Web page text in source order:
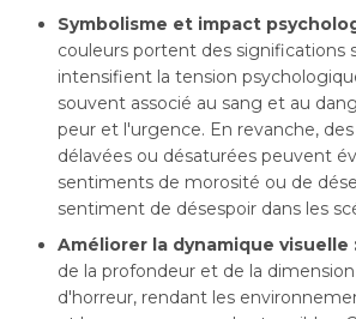
Symbolisme et impact
couleurs portent des significations
intensifient la tension
souvent associé au sang et au
peur et l'urgence. En revanche,
délavées ou désaturées peuvent
sentiments de morosité ou de
sentiment de désespoir dans les
Améliorer la dynamique visuelle
de la profondeur et de la
d'horreur, rendant les